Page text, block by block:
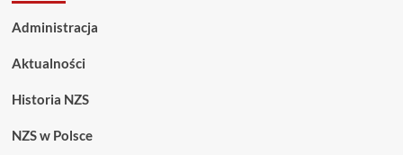
Administracja
Aktualności
Historia NZS
NZS w Polsce